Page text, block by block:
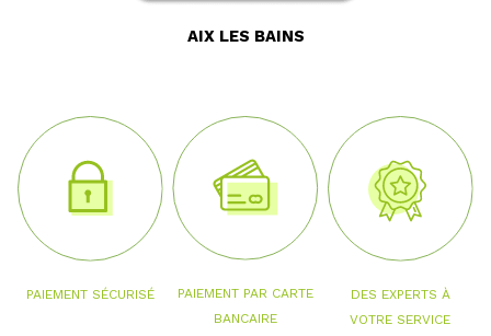
AIX LES BAINS
PAIEMENT SÉCURISÉ
PAIEMENT PAR CARTE
BANCAIRE
DES EXPERTS À
VOTRE SERVICE